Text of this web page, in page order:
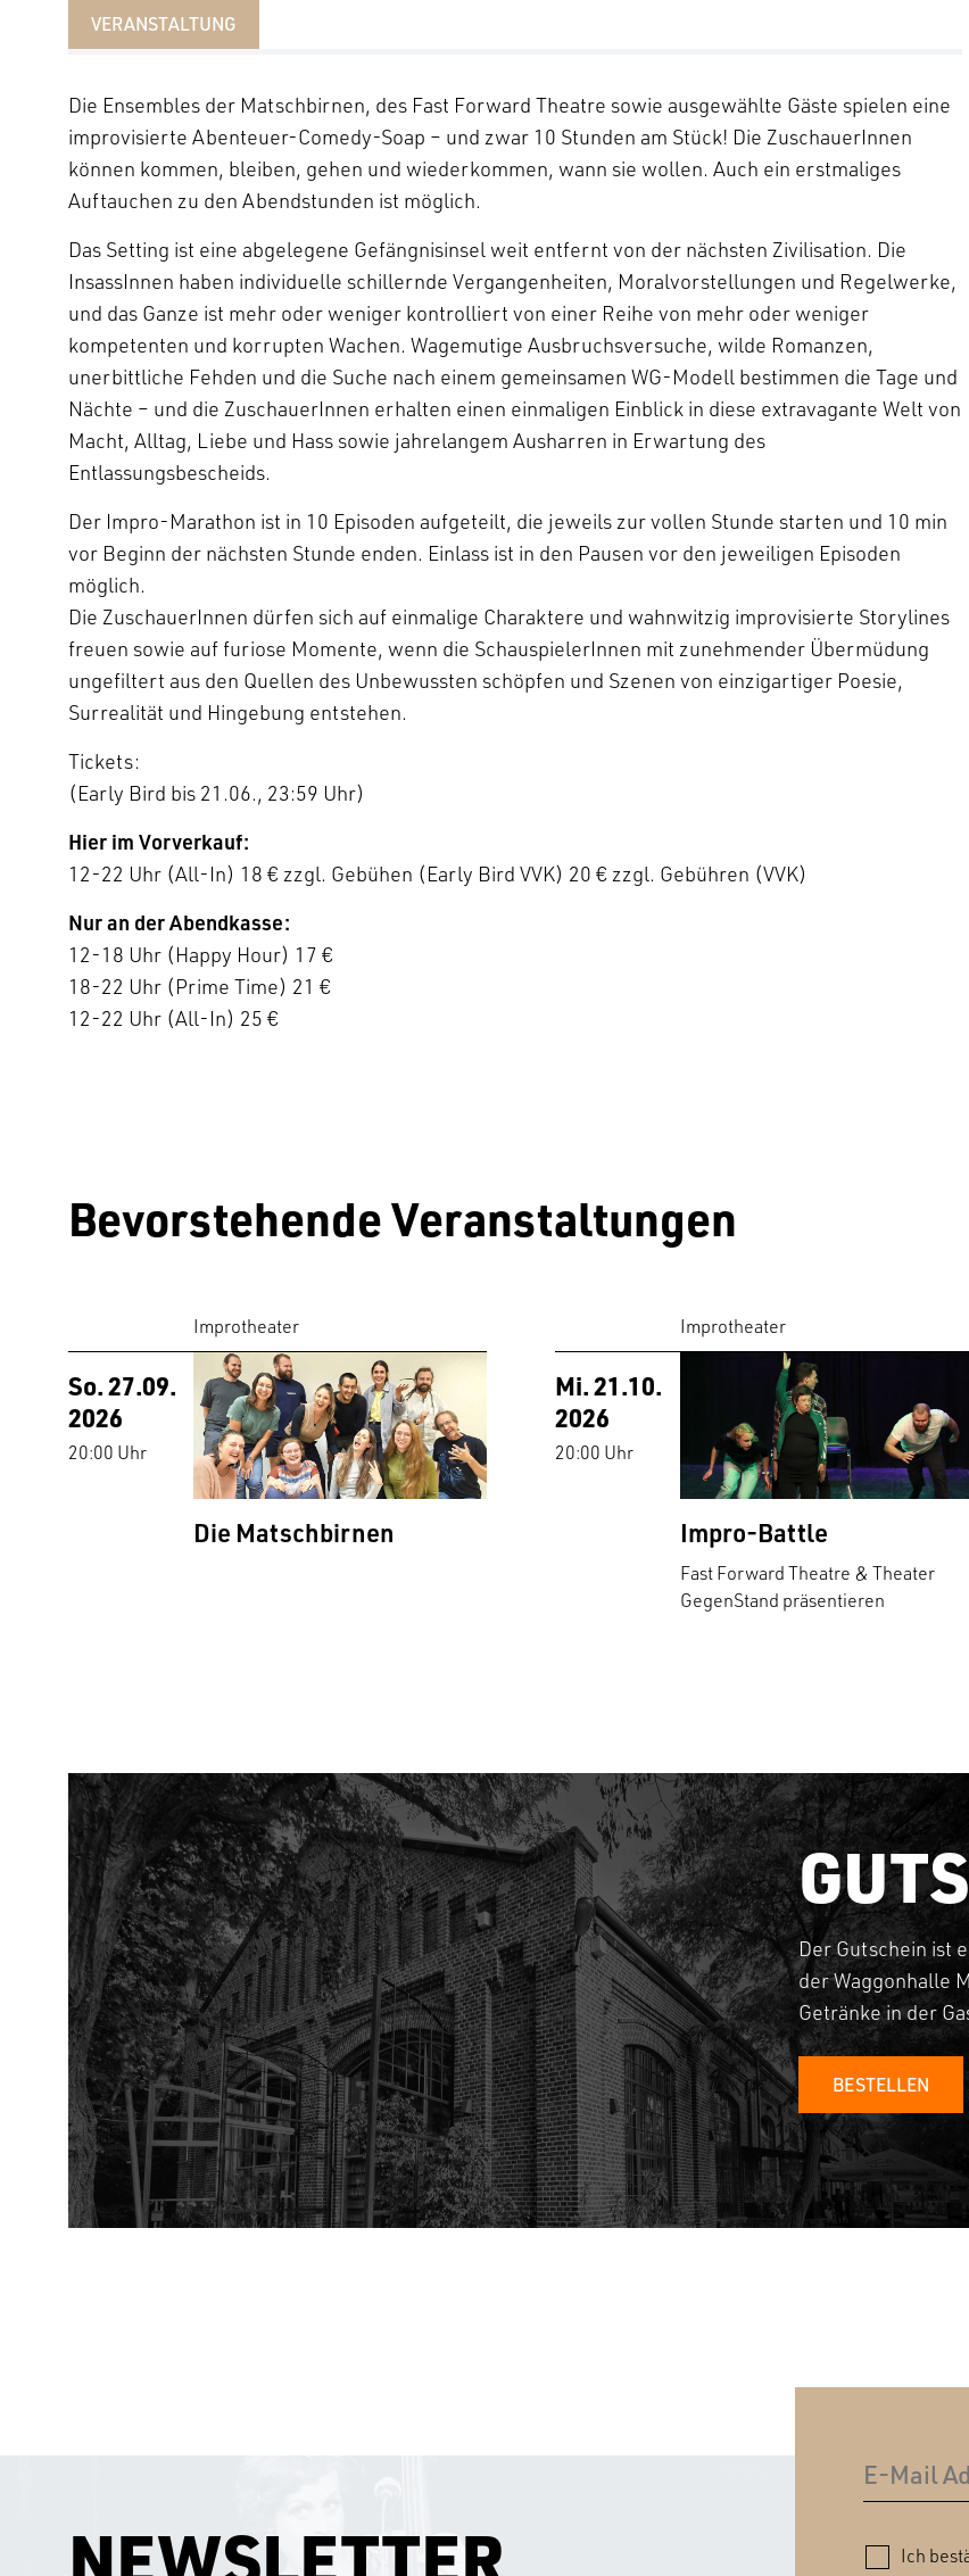
VERANSTALTUNG
Die Ensembles der Matschbirnen, des Fast Forward Theatre sowie ausgewählte Gäste spielen eine
improvisierte Abenteuer-Comedy-Soap – und zwar 10 Stunden am Stück! Die ZuschauerInnen
können kommen, bleiben, gehen und wiederkommen, wann sie wollen. Auch ein erstmaliges
Auftauchen zu den Abendstunden ist möglich.
Das Setting ist eine abgelegene Gefängnisinsel weit entfernt von der nächsten Zivilisation. Die
InsassInnen haben individuelle schillernde Vergangenheiten, Moralvorstellungen und Regelwerke,
und das Ganze ist mehr oder weniger kontrolliert von einer Reihe von mehr oder weniger
kompetenten und korrupten Wachen. Wagemutige Ausbruchsversuche, wilde Romanzen,
unerbittliche Fehden und die Suche nach einem gemeinsamen WG-Modell bestimmen die Tage und
Nächte – und die ZuschauerInnen erhalten einen einmaligen Einblick in diese extravagante Welt von
Macht, Alltag, Liebe und Hass sowie jahrelangem Ausharren in Erwartung des
Entlassungsbescheids.
Der Impro-Marathon ist in 10 Episoden aufgeteilt, die jeweils zur vollen Stunde starten und 10 min
vor Beginn der nächsten Stunde enden. Einlass ist in den Pausen vor den jeweiligen Episoden
möglich.
Die ZuschauerInnen dürfen sich auf einmalige Charaktere und wahnwitzig improvisierte Storylines
freuen sowie auf furiose Momente, wenn die SchauspielerInnen mit zunehmender Übermüdung
ungefiltert aus den Quellen des Unbewussten schöpfen und Szenen von einzigartiger Poesie,
Surrealität und Hingebung entstehen.
Tickets:
(Early Bird bis 21.06., 23:59 Uhr)
Hier im Vorverkauf:
12-22 Uhr (All-In) 18 € zzgl. Gebühen (Early Bird VVK) 20 € zzgl. Gebühren (VVK)
Nur an der Abendkasse:
12-18 Uhr (Happy Hour) 17 €
18-22 Uhr (Prime Time) 21 €
12-22 Uhr (All-In) 25 €
Bevorstehende Veranstaltungen
Improtheater
So. 27.09.
2026
20:00 Uhr
Die Matschbirnen
Improtheater
Mi. 21.10.
2026
20:00 Uhr
Impro-Battle
Fast Forward Theatre & Theater
GegenStand präsentieren
Der Gutschein ist
der Waggonhalle
Getränke in der
BESTELLEN
NEWSLETTER Ich